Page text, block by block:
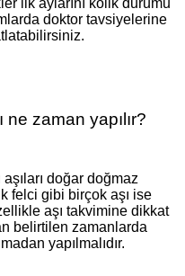
ilk aylarını kolik durumu
doktor tavsiyelerine
ne zaman yapılır?
doğar doğmaz
felci gibi birçok aşı ise
aşı takvimine dikkat
belirtilen zamanlarda
yapılmalıdır.